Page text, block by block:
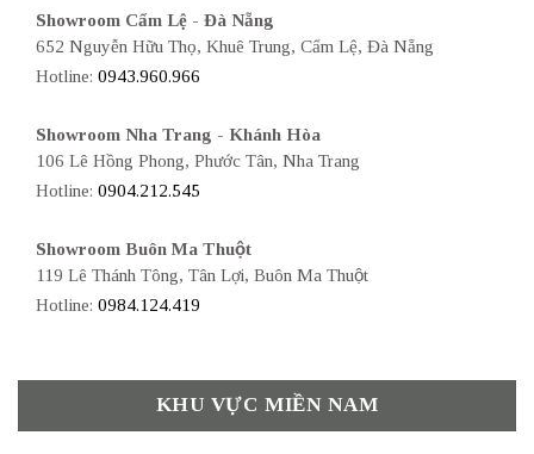
Showroom Cẩm Lệ - Đà Nẵng
652 Nguyễn Hữu Thọ, Khuê Trung, Cẩm Lệ, Đà Nẵng
Hotline: 0943.960.966
Showroom Nha Trang - Khánh Hòa
106 Lê Hồng Phong, Phước Tân, Nha Trang
Hotline: 0904.212.545
Showroom Buôn Ma Thuột
119 Lê Thánh Tông, Tân Lợi, Buôn Ma Thuột
Hotline: 0984.124.419
KHU VỰC MIỀN NAM